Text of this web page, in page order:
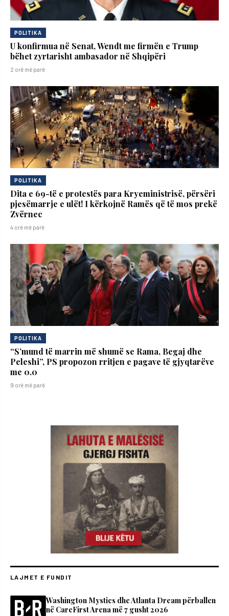
POLITIKA
U konfirmua në Senat, Wendt me firmën e Trump
bëhet zyrtarisht ambasador në Shqipëri
2 orë më parë
POLITIKA
Dita e 69-të e protestës para Kryeministrisë, përsëri
pjesëmarrje e ulët! I kërkojnë Ramës që të mos prekë
Zvërnec
4 orë më parë
POLITIKA
“S’mund të marrin më shumë se Rama, Begaj dhe
Peleshi”, PS propozon rritjen e pagave të gjyqtarëve
me 0.0
9 orë më parë
LAJMET E FUNDIT
Washington Mystics dhe Atlanta Dream përballen
në CareFirst Arena më 7 gusht 2026